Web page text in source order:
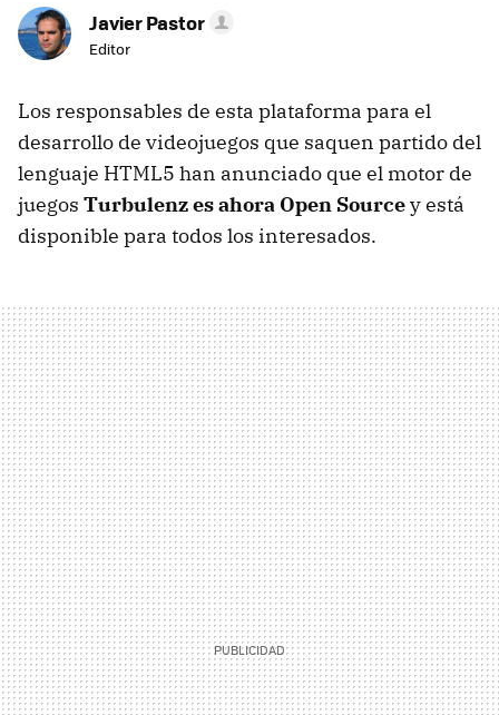
Javier Pastor
Editor
Los responsables de esta plataforma para el
desarrollo de videojuegos que saquen partido del
lenguaje HTML5 han anunciado que el motor de
juegos Turbulenz es ahora Open Sourcey está
disponible para todos los interesados.